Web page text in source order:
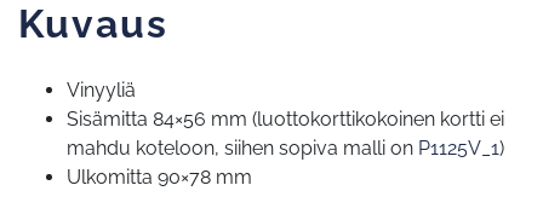
Kuvaus
Vinyyliä
Sisämitta 84×56 mm (luottokorttikokoinen kortti ei
mahdu koteloon, siihen sopiva malli on P1125V_1)
Ulkomitta 90×78 mm